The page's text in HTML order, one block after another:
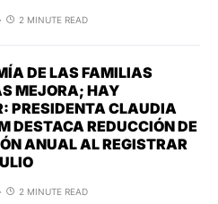
2 MINUTE READ
DE LAS FAMILIAS
MEJORA; HAY
PRESIDENTA CLAUDIA
DESTACA REDUCCIÓN DE
ANUAL AL REGISTRAR
2 MINUTE READ